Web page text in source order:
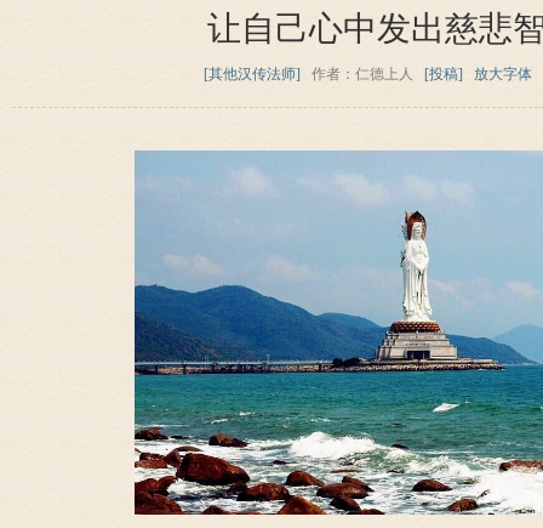
让自己心中发出慈悲
[其他汉传法师] 作者：仁德上人 [投稿] 放大字体